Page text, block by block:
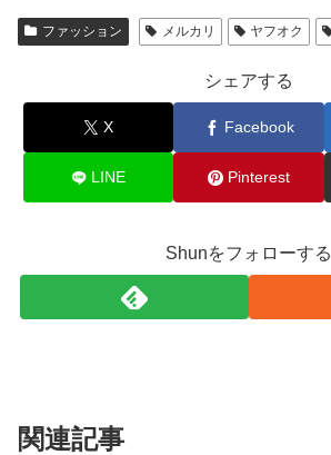
ファッション メルカリ ヤフオク
シェアする
X Facebook
LINE Pinterest
Shunをフォローする
関連記事